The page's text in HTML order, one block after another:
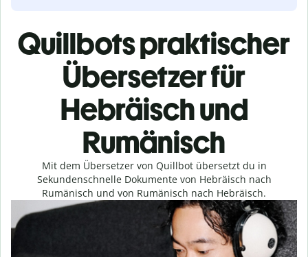
Quillbots praktischer
Übersetzer für
Hebräisch und
Rumänisch
Mit dem Übersetzer von Quillbot übersetzt du in
Sekundenschnelle Dokumente von Hebräisch nach
Rumänisch und von Rumänisch nach Hebräisch.